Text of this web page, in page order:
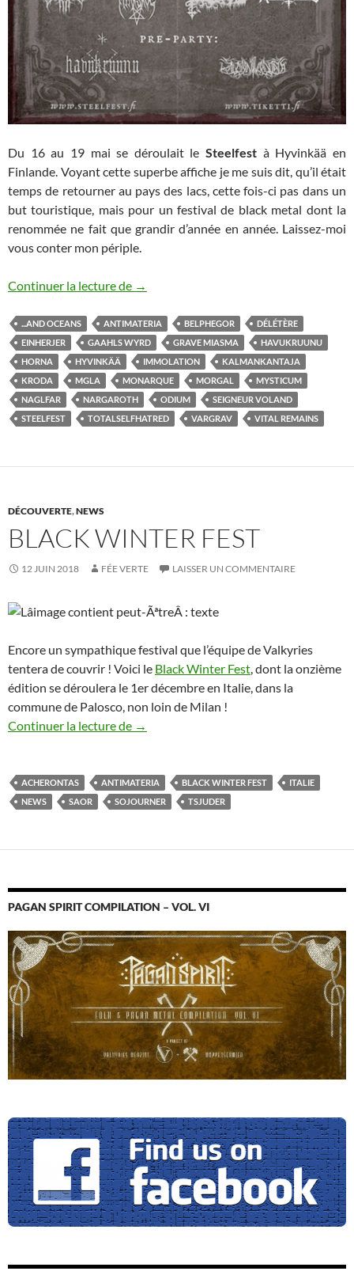
Du 16 au 19 mai se déroulait leSteelfest à Hyvinkää en
Finlande. Voyant cette superbe affiche je me suis dit, qu’il était
temps de retourner au pays des lacs, cette fois-ci pas dans un
but touristique, mais pour un festival de black metal dont la
renommée ne fait que grandir d’année en année. Laissez-moi
vous conter mon périple.
Continuer la lecture de Steelfest 2019
→
...AND OCEANS ANTIMATERIA BELPHEGOR
DÉLÉTÈRE
EINHERJER
GAAHLS WYRD GRAVE MIASMA
HAVUKRUUNU
HORNA
HYVINKÄÄ IMMOLATION
KALMANKANTAJA
KRODA
MGLA MONARQUE MORGAL
MYSTICUM
NAGLFAR
NARGAROTH ODIUM
SEIGNEUR VOLAND
STEELFEST
TOTALSELFHATRED VARGRAV VITAL REMAINS
DÉCOUVERTE,NEWS
BLACK WINTER FEST
12 JUIN 2018 FÉE VERTE LAISSER UN COMMENTAIRE
Encore un sympathique festival que l’équipe de Valkyries
tentera de couvrir ! Voici le Black Winter Fest, dont la onzième
édition se déroulera le 1er décembre en Italie, dans la
commune de Palosco, non loin de Milan !
Continuer la lecture de Black Winter Fest
→
ACHERONTAS ANTIMATERIA BLACK WINTER FEST
ITALIE
NEWS
SAOR SOJOURNER TSJUDER
PAGAN SPIRIT COMPILATION – VOL. VI